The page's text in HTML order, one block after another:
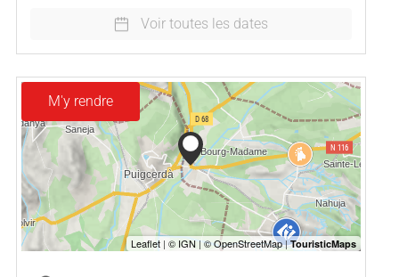
Voir toutes les dates
M'y rendre